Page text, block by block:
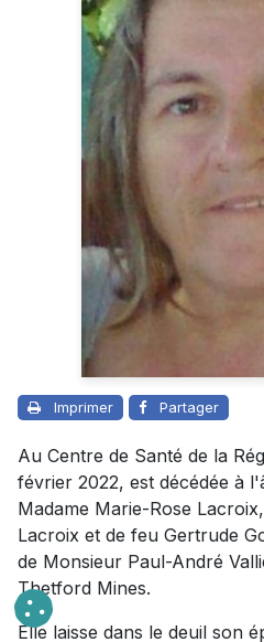
Imprimer Partager
Au Centre de Santé de la
février 2022, est décédée à
Madame Marie-Rose
Lacroix et de feu Gertrude
de Monsieur Paul-André
Thetford Mines.
Elle laisse dans le deuil son